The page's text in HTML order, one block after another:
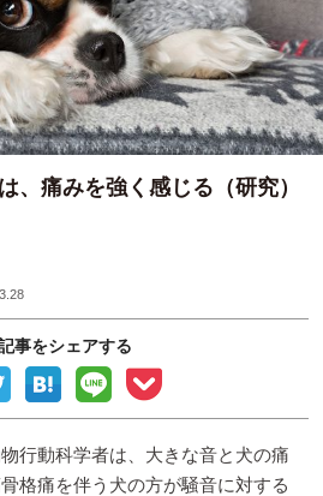
、痛みを強く感じる（研究）
事をシェアする
行動科学者は、大きな音と犬の痛
格痛を伴う犬の方が騒音に対する